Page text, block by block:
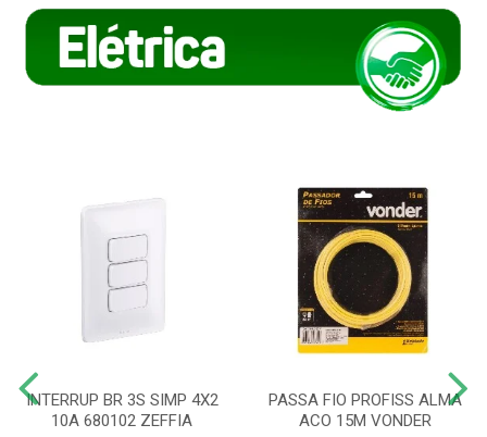
INTERRUP BR 3S SIMP 4X2
10A 680102 ZEFFIA
PASSA FIO PROFISS ALMA
ACO 15M VONDER